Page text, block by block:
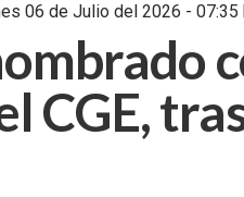
06 de Julio del 2026 -
CGE,